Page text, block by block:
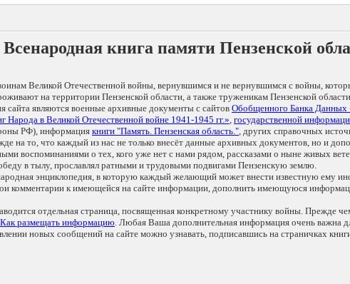
Всенародная книга памяти Пензенской
Великой Отечественной войны, вернувшимся и не вернувшимся с войны,
на территории Пензенской области, а также труженикам Пензенской
сайта являются военные архивные документы с сайтов Обобщенного Банка
Народа в Великой Отечественной войне 1941-1945 гг.», государственной
РФ), информация книги "Память. Пензенская область.", других справочных
на то, что каждый из нас не только внесёт данные архивных документов, но и
воспоминаниями о тех, кого уже нет с нами рядом, рассказами о ныне живых
в тылу, прославлял ратными и трудовыми подвигами Пензенскую землю.
энциклопедия, в которую каждый желающий может внести известную ему
комментарии к имеющейся на сайте информации, дополнить имеющуюся
отдельная страница, посвященная конкретному участнику войны. Прежде
Как размещать информацию. Любая Ваша дополнительная информация очень важна
новых сообщений на сайте можно узнавать, подписавшись на страничках